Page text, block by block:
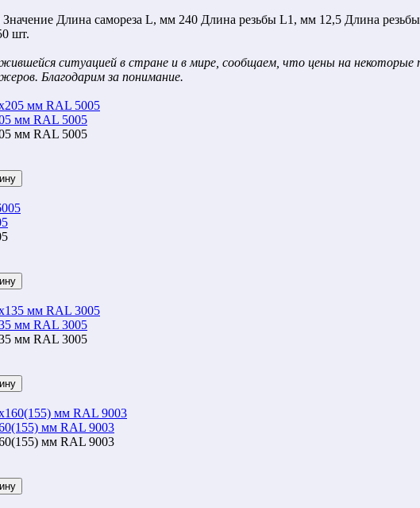
Значение Длина самореза L, мм 240 Длина резьбы L1, мм 12,5 Длина
шт.
ситуацией в стране и в мире, сообщаем, что цены на
Благодарим за понимание.
мм RAL 5005
мм RAL 5005
мм RAL 3005
мм RAL 3005
мм RAL 9003
мм RAL 9003